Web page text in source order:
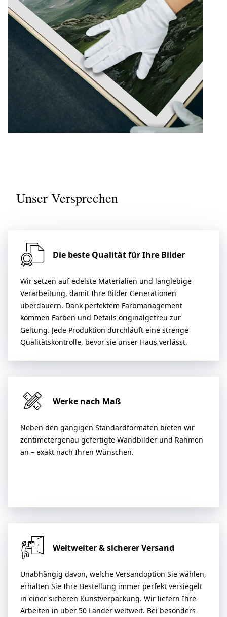
Unser Versprechen
Die beste Qualität für Ihre Bilder
Wir setzen auf edelste Materialien und langlebige
Verarbeitung, damit Ihre Bilder Generationen
überdauern. Dank perfektem Farbmanagement
kommen Farben und Details originalgetreu zur
Geltung. Jede Produktion durchläuft eine strenge
Qualitätskontrolle, bevor sie unser Haus verlässt.
Werke nach Maß
Neben den gängigen Standardformaten bieten wir
zentimetergenau gefertigte Wandbilder und Rahmen
an – exakt nach Ihren Wünschen.
Weltweiter & sicherer Versand
Unabhängig davon, welche Versandoption Sie wählen,
erhalten Sie Ihre Bestellung immer perfekt versiegelt
in einer sicheren Kunstverpackung. Wir liefern Ihre
Arbeiten in über 50 Länder weltweit. Bei besonders